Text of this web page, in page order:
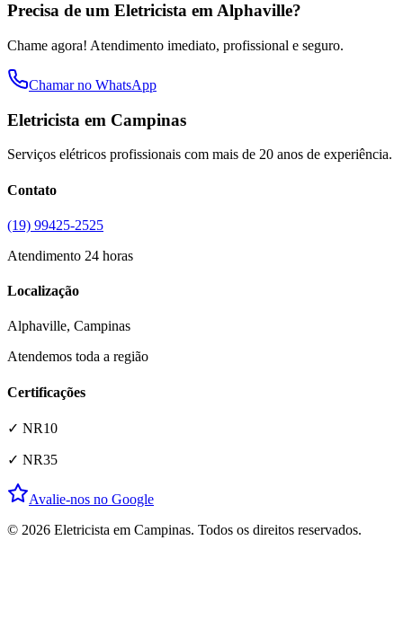
Precisa de um Eletricista emAlphaville?
Chame agora! Atendimento imediato, profissional e seguro.
Chamar no WhatsApp
Eletricista em Campinas
Serviços elétricos profissionais com mais de 20 anos de experiência.
Contato
(19) 99425-2525
Atendimento 24 horas
Localização
Alphaville, Campinas
Atendemos toda a região
Certificações
✓ NR10
✓ NR35
Avalie-nos no Google
© 2026 Eletricista em Campinas. Todos os direitos reservados.